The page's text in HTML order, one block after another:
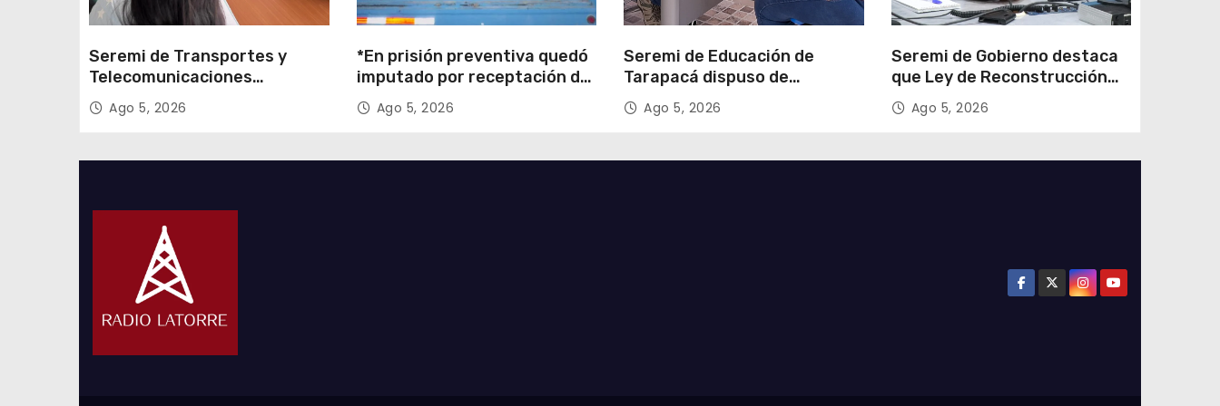
s
Seremi de Transportes y
Telecomunicaciones
encabezó primera mesa de
coordinación para el retiro de
Ago 5, 2026
*En prisión preventiva quedó
imputado por receptación de
cigarrillos avaluados en
$1.600 millones*
Ago 5, 2026
Seremi de Educación de
Tarapacá dispuso de
facilitadores para apoyar
proceso de Admisión Escolar
Ago 5, 2026
Seremi de Gobierno destaca
que Ley de Reconstrucción
Nacional impulsará la
inversión y el empleo en
Ago 5, 2026